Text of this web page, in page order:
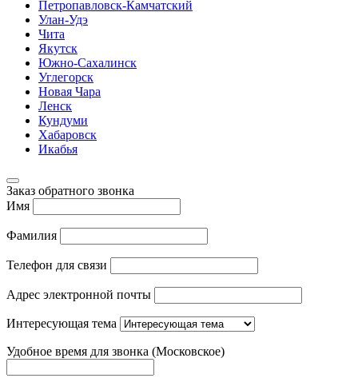
Петропавловск-Камчатский
Улан-Удэ
Чита
Якутск
Южно-Сахалинск
Углегорск
Новая Чара
Ленск
Кундуми
Хабаровск
Икабья
Заказ обратного звонка
Имя
Фамилия
Телефон для связи
Адрес электронной почты
Интересующая тема
Удобное время для звонка (Московское)